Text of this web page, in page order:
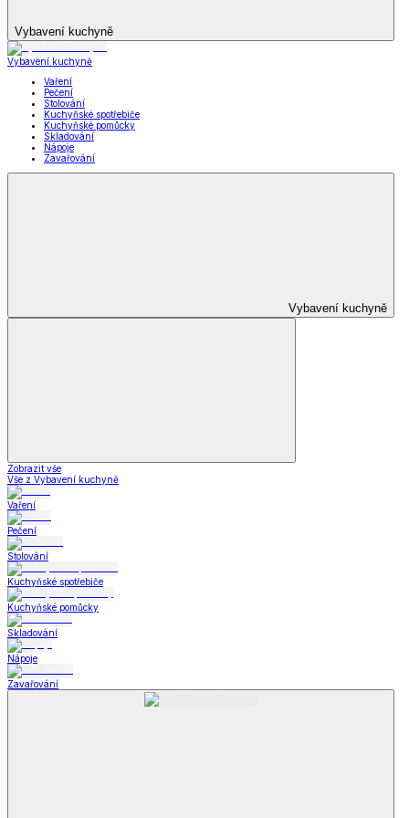
Vybavení kuchyně
Vybavení kuchyně
Vaření
Pečení
Stolování
Kuchyňské spotřebiče
Kuchyňské pomůcky
Skladování
Nápoje
Zavařování
Vybavení kuchyně
Zobrazit vše
Vše z Vybavení kuchyně
Vaření
Pečení
Stolování
Kuchyňské spotřebiče
Kuchyňské pomůcky
Skladování
Nápoje
Zavařování